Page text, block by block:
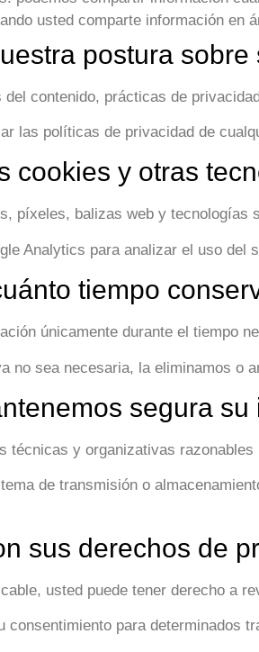
usted comparte información en
postura
del contenido, prácticas de
las políticas de privacidad de
cookies y otras
píxeles, balizas web y
Analytics para analizar el uso del
tiempo
únicamente durante el tiempo
no sea necesaria, la eliminamos o
segura su
técnicas y organizativas
de transmisión o
sus derechos de
usted puede tener derecho a
consentimiento para determinados